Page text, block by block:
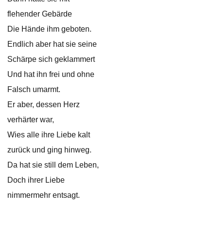
flehender Gebärde
Die Hände ihm geboten.
Endlich aber hat sie seine
Schärpe sich geklammert
Und hat ihn frei und ohne
Falsch umarmt.
Er aber, dessen Herz
verhärter war,
Wies alle ihre Liebe kalt
zurück und ging hinweg.
Da hat sie still dem Leben,
Doch ihrer Liebe
nimmermehr entsagt.